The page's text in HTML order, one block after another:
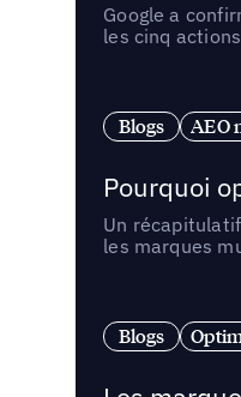
Google a
les cinq
Blogs AEO
Pourquoi
Un
les marques
Blogs